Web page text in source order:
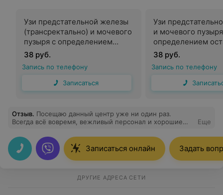
Узи предстательной железы
(трансректально) и мочевого
пузыря с определением
остаточной мочи (через
живот)
38 руб.
Запись по телефону
Записаться
Узи
и мочевого
определением
мочи (через
38 руб.
Запись по телефону
Отзыв. Посещаю данный центр уже ни один раз.
Всегда всё вовремя, вежливый персонал и хорошие
Еще
Записаться онлайн Задать
ДРУГИЕ АДРЕСА СЕТИ